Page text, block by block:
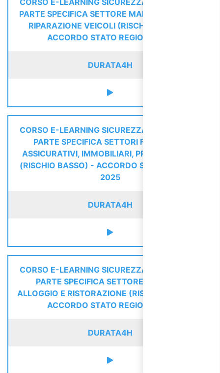
PARTE SPECIFICA SETTORE MANUTENZIONE E
RIPARAZIONE VEICOLI (RISCHIO BASSO) -
ACCORDO STATO REGIONI 2025
DURATA4H
CORSO E-LEARNING SICUREZZA LAVORATORI
PARTE SPECIFICA SETTORI FINANZIARI,
ASSICURATIVI, IMMOBILIARI, PROFESSIONALI
(RISCHIO BASSO) - ACCORDO STATO REGIONI
2025
DURATA4H
CORSO E-LEARNING SICUREZZA LAVORATORI
PARTE SPECIFICA SETTORE TURISMO,
ALLOGGIO E RISTORAZIONE (RISCHIO BASSO) -
ACCORDO STATO REGIONI 2025
DURATA4H